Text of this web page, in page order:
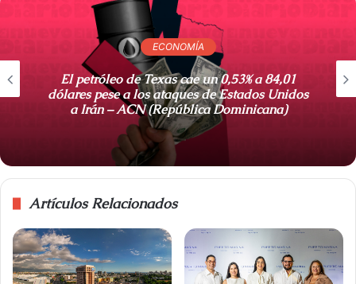
o
w
b
ECONOMÍA
El petróleo de Texas cae un 0,53% a 84,01
dólares pese a los ataques de Estados Unidos
a Irán – ACN (República Dominicana)
Artículos Relacionados